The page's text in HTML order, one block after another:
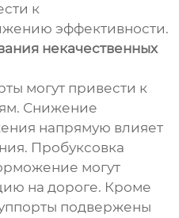
к
эффективности.
некачественных
могут привести к
Снижение
напрямую влияет
Пробуксовка
могут
на дороге. Кроме
подвержены